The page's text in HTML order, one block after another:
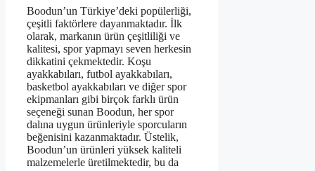
Boodun’un Türkiye’deki popülerliği,
çeşitli faktörlere dayanmaktadır. İlk
olarak, markanın ürün çeşitliliği ve
kalitesi, spor yapmayı seven herkesin
dikkatini çekmektedir. Koşu
ayakkabıları, futbol ayakkabıları,
basketbol ayakkabıları ve diğer spor
ekipmanları gibi birçok farklı ürün
seçeneği sunan Boodun, her spor
dalına uygun ürünleriyle sporcuların
beğenisini kazanmaktadır. Üstelik,
Boodun’un ürünleri yüksek kaliteli
malzemelerle üretilmektedir, bu da